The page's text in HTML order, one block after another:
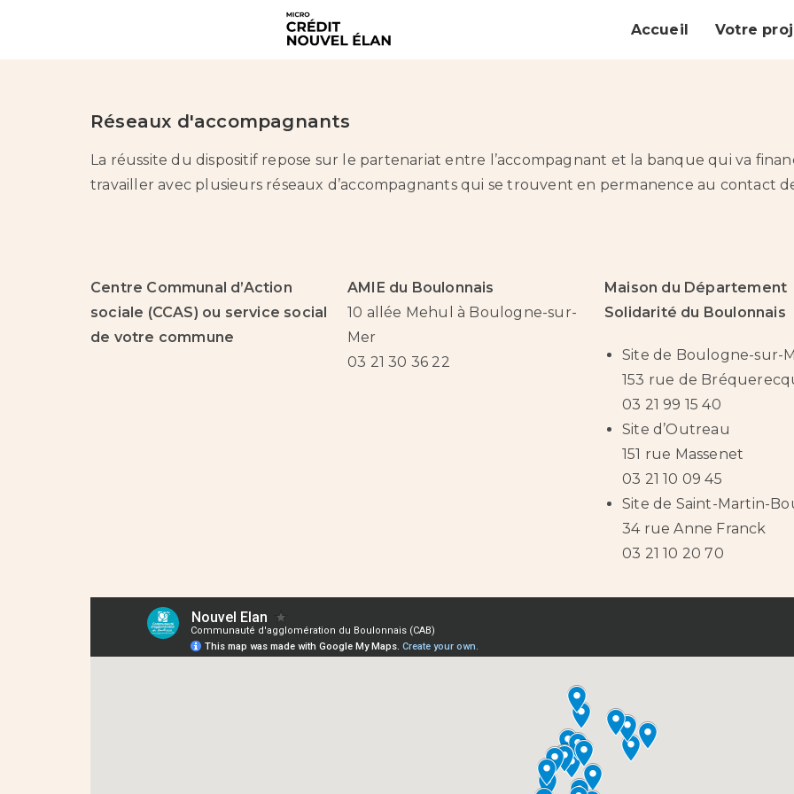
Accueil Votre
Réseaux d'accompagnants
La réussite du dispositif repose sur le partenariat entre l’accompagnant et la banque qui va
travailler avec plusieurs réseaux d’accompagnants qui se trouvent en permanence au contact
Centre Communal d’Action
sociale (CCAS) ou service social
de votre commune
AMIE du Boulonnais
10 allée Mehul à Boulogne-sur-
Mer
03 21 30 36 22
Maison du Département
Solidarité du Boulonnais
Site de Boulogne-sur-
153 rue de
03 21 99 15 40
Site d’Outreau
151 rue Massenet
03 21 10 09 45
Site de Saint-Martin-
34 rue Anne Franck
03 21 10 20 70